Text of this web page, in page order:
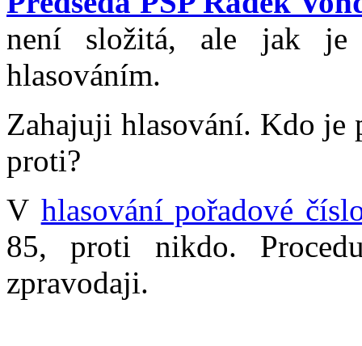
není složitá, ale jak
hlasováním.
Zahajuji hlasování. Kdo je
proti?
V hlasování pořadové
85, proti nikdo.
zpravodaji.